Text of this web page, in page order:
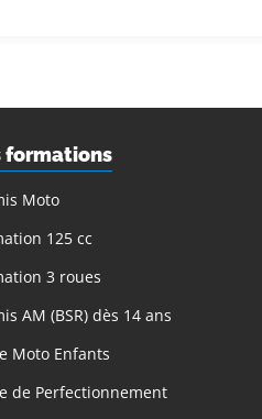
formations
Moto
125 cc
3 roues
AM (BSR) dès 14 ans
Moto Enfants
de Perfectionnement